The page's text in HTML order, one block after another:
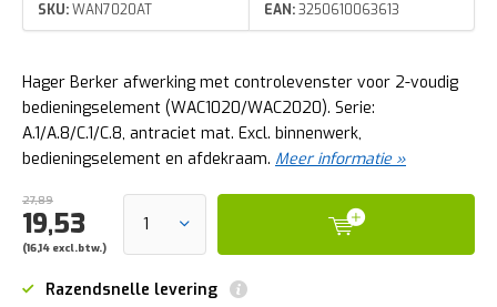
SKU:WAN7020AT EAN:3250610063613
Hager Berker afwerking met controlevenster voor 2-voudig
bedieningselement (WAC1020/WAC2020). Serie:
A.1/A.8/C.1/C.8, antraciet mat. Excl. binnenwerk,
bedieningselement en afdekraam. Meer informatie »
27,89
19,53
(16,14 excl.btw.)
Razendsnelle levering